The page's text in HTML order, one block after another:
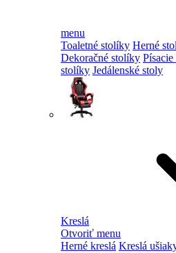
menu
Toaletné stolíky Herné
Dekoračné stolíky
stolíky Jedálenské stoly
Kreslá
Otvoriť menu
Herné kreslá Kreslá